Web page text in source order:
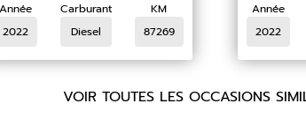
Année
2022
Carburant
Diesel
KM
87269
Année
2022
VOIR TOUTES LES OCCASIONS